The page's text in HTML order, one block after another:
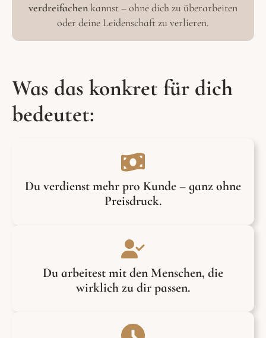
verdreifachen kannst – ohne dich zu überarbeiten
oder deine Leidenschaft zu verlieren.
Was das konkret für dich
bedeutet:
Du verdienst mehr pro Kunde – ganz ohne
Preisdruck.
Du arbeitest mit den Menschen, die
wirklich zu dir passen.